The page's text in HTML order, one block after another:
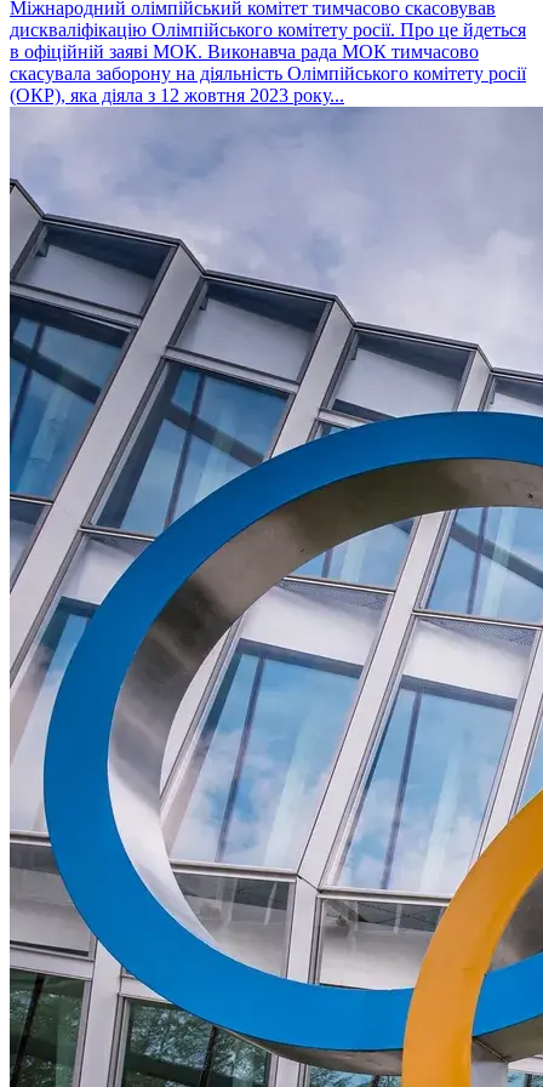
Міжнародний олімпійський комітет тимчасово скасовував
дискваліфікацію Олімпійського комітету росії. Про це йдеться
в офіційній заяві МОК. Виконавча рада МОК тимчасово
скасувала заборону на діяльність Олімпійського комітету росії
(ОКР), яка діяла з 12 жовтня 2023 року...